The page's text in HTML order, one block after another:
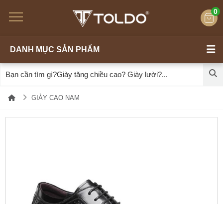
0
DANH MỤC SẢN PHẨM
GIÀY CAO NAM